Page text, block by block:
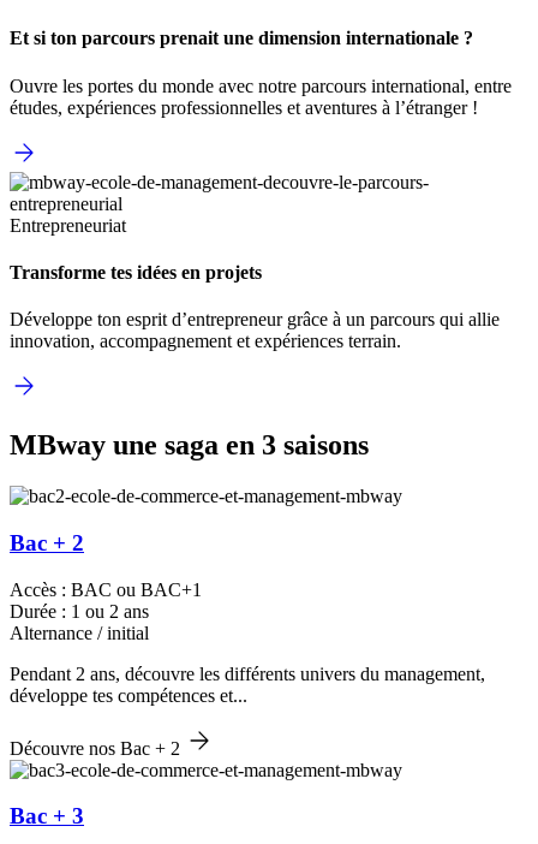
Et si ton parcours prenait une dimension internationale ?
Ouvre les portes du monde avec notre parcours international, entre
études, expériences professionnelles et aventures à l’étranger !
Entrepreneuriat
Transforme tes idées en projets
Développe ton esprit d’entrepreneur grâce à un parcours qui allie
innovation, accompagnement et expériences terrain.
MBway une saga en 3 saisons
Bac + 2
Accès : BAC ou BAC+1
Durée : 1 ou 2 ans
Alternance / initial
Pendant 2 ans, découvre les différents univers du management,
développe tes compétences et...
Découvre nos Bac + 2
Bac + 3